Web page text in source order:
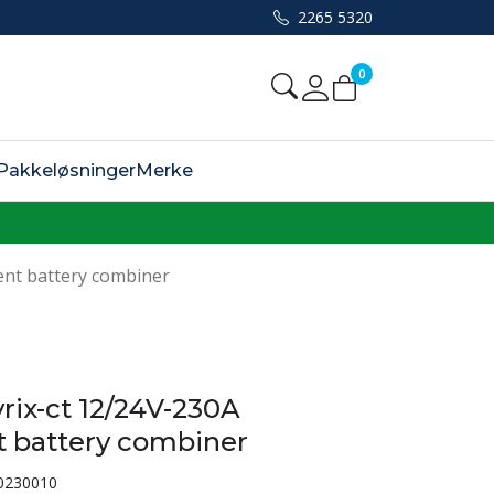
2265 5320
Mine sider
0
Merke
battery combiner
ct 12/24V-230A
battery combiner